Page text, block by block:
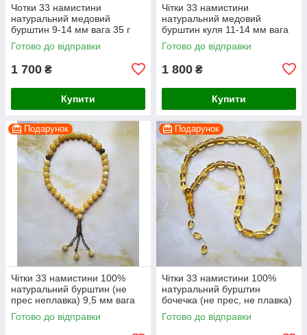
Чотки 33 намистини
натуральний медовий
бурштин 9-14 мм вага 35 г
Готово до відправки
1 700 ₴
Купити
Чітки 33 намистини
натуральний медовий
бурштин куля 11-14 мм вага
45 г
Готово до відправки
1 800 ₴
Купити
Подарунок
Чітки 33 намистини 100%
натуральний бурштин (не
прес неплавка) 9,5 мм вага
20г
Готово до відправки
Подарунок
Чітки 33 намистини 100%
натуральний бурштин
бочечка (не прес, не плавка)
8-17 мм вага 32 г
Готово до відправки